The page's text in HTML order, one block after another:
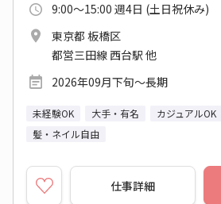
9:00～15:00 週4日 (土日祝休み)
東京都 板橋区
都営三田線 西台駅 他
2026年09月下旬～長期
未経験OK 大手・有名 カジュアルOK
髪・ネイル自由
仕事詳細